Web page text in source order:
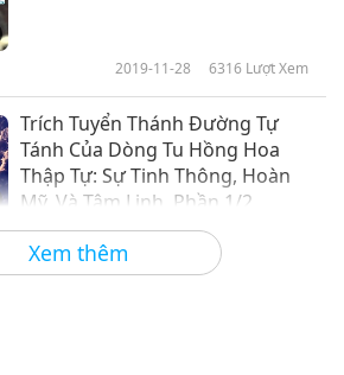
Xem thêm
2019-11-28 6316 Lượt Xem
Trích Tuyển Thánh Đường Tự
Tánh Của Dòng Tu Hồng Hoa
Thập Tự: Sự Tinh Thông, Hoàn
Mỹ, Và Tâm Linh, Phần 1/2
2019-11-25 5500